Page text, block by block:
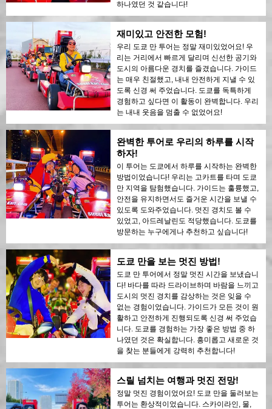
하나였던 것 같습니다!
재미있고 안전한 모험!
우리 도쿄 만 투어는 정말 재미있었어요! 우
리는 거리에서 빠르게 달리며 신선한 공기와
도시의 아름다운 경치를 즐겼습니다. 가이드
는 매우 친절했고, 내내 안전하게 지낼 수 있
도록 신경 써 주었습니다. 도쿄를 독특하게
경험하고 싶다면 이 활동이 완벽합니다. 우리
는 내내 웃음을 멈출 수 없었어요!
완벽한 투어로 우리의 하루를 시작
하자!
이 투어는 도쿄에서 하루를 시작하는 완벽한
방법이었습니다! 우리는 고카트를 타며 도쿄
만 지역을 탐험했습니다. 가이드는 훌륭했고,
안전을 유지하면서도 즐거운 시간을 보낼 수
있도록 도와주었습니다. 멋진 경치도 볼 수
있었고, 아드레날린도 적당했습니다. 도쿄를
방문하는 누구에게나 추천하고 싶습니다!
도쿄 만을 보는 멋진 방법!
도쿄 만 투어에서 정말 멋진 시간을 보냈습니
다! 바다를 따라 드라이브하며 바람을 느끼고
도시의 멋진 경치를 감상하는 것은 잊을 수
없는 경험이었습니다. 가이드가 모든 것이 원
활하고 안전하게 진행되도록 신경 써 주었습
니다. 도쿄를 경험하는 가장 좋은 방법 중 하
나였던 것은 확실합니다. 흥미롭고 새로운 것
을 찾는 분들에게 강력히 추천합니다!
스릴 넘치는 여행과 멋진 전망!
정말 멋진 경험이었어요! 도쿄 만을 둘러보는
투어는 환상적이었습니다. 스카이라인, 물,